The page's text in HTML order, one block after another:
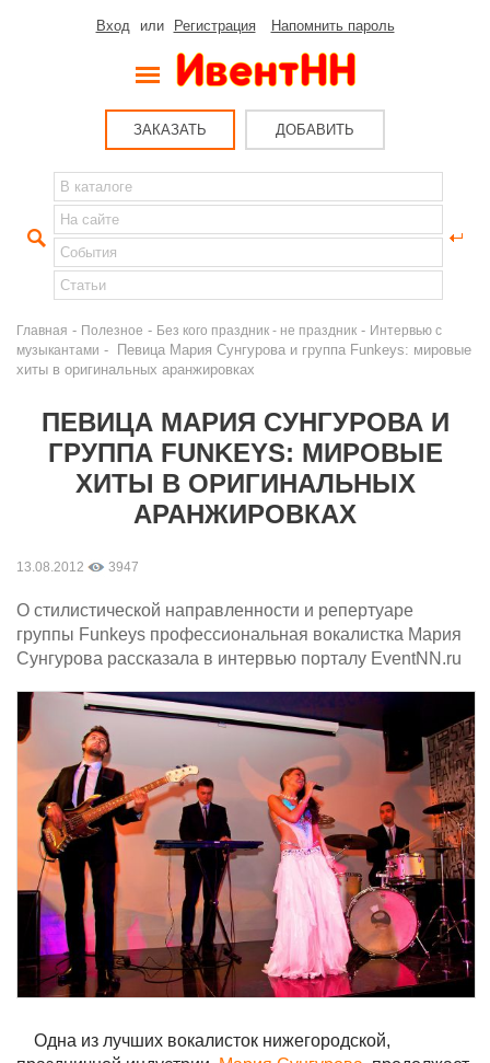
Вход или Регистрация Напомнить пароль
ЗАКАЗАТЬ ДОБАВИТЬ
Главная - Полезное - Без кого праздник - не праздник - Интервью с
музыкантами - Певица Мария Сунгурова и группа Funkeys: мировые
хиты в оригинальных аранжировках
ПЕВИЦА МАРИЯ СУНГУРОВА И
ГРУППА FUNKEYS: МИРОВЫЕ
ХИТЫ В ОРИГИНАЛЬНЫХ
АРАНЖИРОВКАХ
13.08.2012 3947
О стилистической направленности и репертуаре
группы Funkeys профессиональная вокалистка Мария
Сунгурова рассказала в интервью порталу EventNN.ru
Одна из лучших вокалисток нижегородской,